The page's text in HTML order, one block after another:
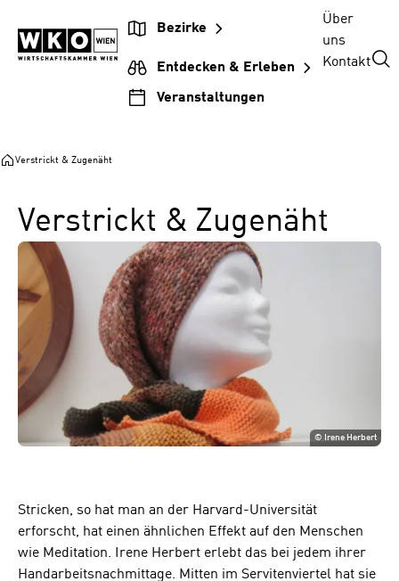
Inhalt
springen
Hauptnavigation
springen
Footer
springen
Bezirke
Entdecken & Erleben
Veranstaltungen
Über
uns
Kontakt
Verstrickt & Zugenäht
Verstrickt & Zugenäht
© Irene Herbert
Stricken, so hat man an der Harvard-Universität
erforscht, hat einen ähnlichen Effekt auf den Menschen
wie Meditation. Irene Herbert erlebt das bei jedem ihrer
Handarbeitsnachmittage. Mitten im Servitenviertel hat sie